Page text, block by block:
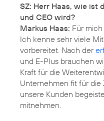
SZ: Herr Haas, wie ist
und CEO wird?
Markus Haas: Für
Ich kenne sehr viele
vorbereitet. Nach der
und E-Plus brauchen
Kraft für die
Unternehmen fit für die
unsere Kunden
mitnehmen.